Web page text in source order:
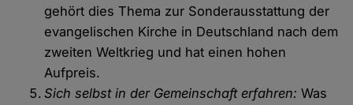
gehört dies Thema zur Sonderausstattung der
evangelischen Kirche in Deutschland nach dem
zweiten Weltkrieg und hat einen hohen
Aufpreis.
Sich selbst in der Gemeinschaft erfahren: Was